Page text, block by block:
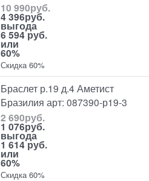
10 990руб.
4 396руб.
выгода
6 594 руб.
или
60%
Скидка 60%
Браслет р.19 д.4 Аметист
Бразилия арт: 087390-р19-3
2 690руб.
1 076руб.
выгода
1 614 руб.
или
60%
Скидка 60%